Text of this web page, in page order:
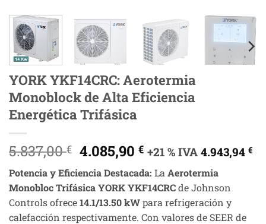
YORK YKF14CRC: Aerotermia
Monoblock de Alta Eficiencia
Energética Trifásica
5.837,00€ El
precio
original
era:
5.837,00 €.
4.085,90€El
precio
actual
es:
4.085,90 €.
+21 % IVA4.943,94€
Potencia y Eficiencia Destacada: La Aerotermia
Monobloc Trifásica YORK YKF14CRCde Johnson
Controls ofrece14.1/13.50 kWpara refrigeración y
calefacción respectivamente. Con valores de SEER de